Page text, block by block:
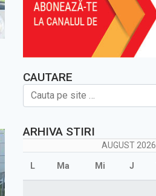
CAUTARE
ARHIVA STIRI
AUGUST 2026
L Ma Mi J